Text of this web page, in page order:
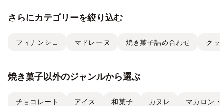
さらにカテゴリーを絞り込む
フィナンシェ マドレーヌ 焼き菓子詰め合わせ ク
焼き菓子以外のジャンルから選ぶ
チョコレート アイス 和菓子 カヌレ マカロン